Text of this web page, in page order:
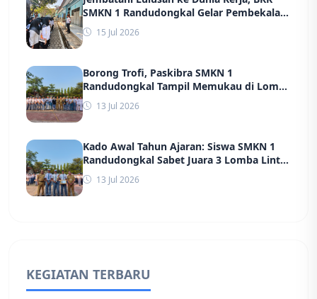
SMKN 1 Randudongkal Gelar Pembekalan
dan Screening Massal Jelang Rekrutmen
PT Ungaran Sari Garment
15 Jul 2026
Borong Trofi, Paskibra SMKN 1
Randudongkal Tampil Memukau di Lomba
Baris Berbaris Kabupaten Pemalang
13 Jul 2026
Kado Awal Tahun Ajaran: Siswa SMKN 1
Randudongkal Sabet Juara 3 Lomba Lintas
Alam Nasional di Banyumas
13 Jul 2026
KEGIATAN TERBARU